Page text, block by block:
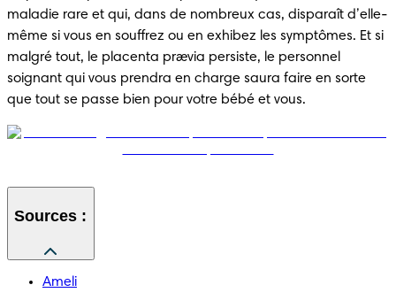
maladie rare et qui, dans de nombreux cas, disparaît d’elle-
même si vous en souffrez ou en exhibez les symptômes. Et si
malgré tout, le placenta prævia persiste, le personnel
soignant qui vous prendra en charge saura faire en sorte
que tout se passe bien pour votre bébé et vous.
Sources :
Ameli